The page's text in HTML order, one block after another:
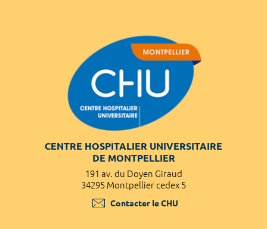
CENTRE HOSPITALIER UNIVERSITAIRE
DE MONTPELLIER
191 av. du Doyen Giraud
34295 Montpellier cedex 5
Contacter le CHU